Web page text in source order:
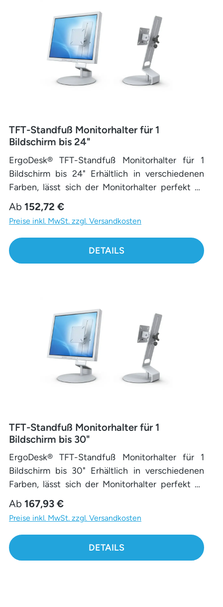
TFT-Standfuß Monitorhalter für 1
Bildschirm bis 24"
ErgoDesk® TFT-Standfuß Monitorhalter für 1
Bildschirm bis 24" Erhältlich in verschiedenen
Farben, lässt sich der Monitorhalter perfekt an
Deinen persönlichen Stil und die Gestaltung
Deines Arbeitsumfelds anpassen.
Regulärer Preis:
Ab 152,72 €
Preise inkl. MwSt. zzgl. Versandkosten
DETAILS
TFT-Standfuß Monitorhalter für 1
Bildschirm bis 30"
ErgoDesk® TFT-Standfuß Monitorhalter für 1
Bildschirm bis 30" Erhältlich in verschiedenen
Farben, lässt sich der Monitorhalter perfekt an
Deinen persönlichen Stil und die Gestaltung
Deines Arbeitsumfelds anpassen.
Regulärer Preis:
Ab 167,93 €
Preise inkl. MwSt. zzgl. Versandkosten
DETAILS